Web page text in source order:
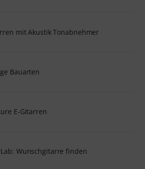
mit Akustik Tonabnehmer
Bauarten
E-Gitarren
Wunschgitarre finden